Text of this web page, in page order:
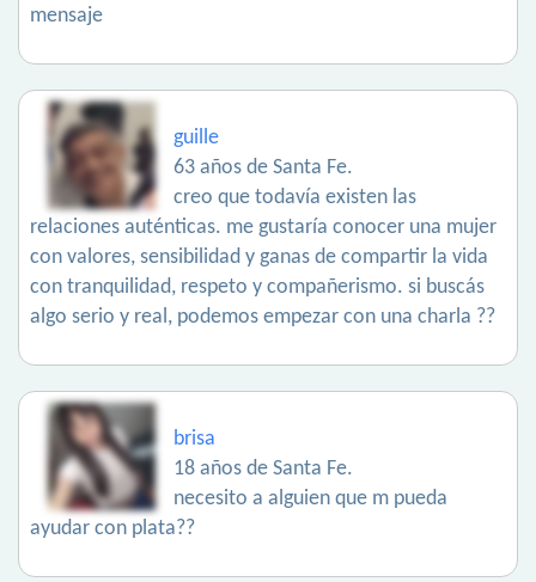
mensaje
guille
63 años de Santa Fe.
creo que todavía existen las
relaciones auténticas. me gustaría conocer una mujer
con valores, sensibilidad y ganas de compartir la vida
con tranquilidad, respeto y compañerismo. si buscás
algo serio y real, podemos empezar con una charla ??
brisa
18 años de Santa Fe.
necesito a alguien que m pueda
ayudar con plata??